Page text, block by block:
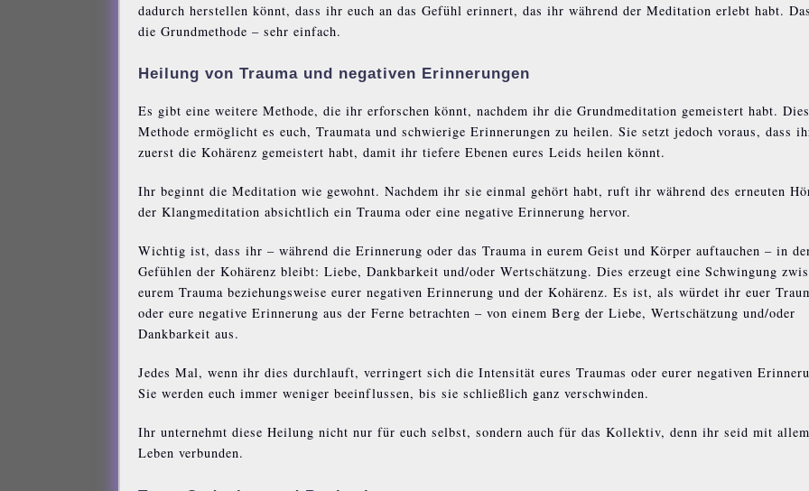
dadurch herstellen könnt, dass ihr euch an das Gefühl erinnert, das ihr während der Meditation erlebt habt.
die Grundmethode – sehr einfach.
Heilung von Trauma und negativen Erinnerungen
Es gibt eine weitere Methode, die ihr erforschen könnt, nachdem ihr die Grundmeditation gemeistert habt.
Methode ermöglicht es euch, Traumata und schwierige Erinnerungen zu heilen. Sie setzt jedoch voraus, dass
zuerst die Kohärenz gemeistert habt, damit ihr tiefere Ebenen eures Leids heilen könnt.
Ihr beginnt die Meditation wie gewohnt. Nachdem ihr sie einmal gehört habt, ruft ihr während des erneuten
der Klangmeditation absichtlich ein Trauma oder eine negative Erinnerung hervor.
Wichtig ist, dass ihr – während die Erinnerung oder das Trauma in eurem Geist und Körper auftauchen – in
Gefühlen der Kohärenz bleibt: Liebe, Dankbarkeit und/oder Wertschätzung. Dies erzeugt eine Schwingung
eurem Trauma beziehungsweise eurer negativen Erinnerung und der Kohärenz. Es ist, als würdet ihr euer
oder eure negative Erinnerung aus der Ferne betrachten – von einem Berg der Liebe, Wertschätzung und/oder
Dankbarkeit aus.
Jedes Mal, wenn ihr dies durchlauft, verringert sich die Intensität eures Traumas oder eurer negativen
Sie werden euch immer weniger beeinflussen, bis sie schließlich ganz verschwinden.
Ihr unternehmt diese Heilung nicht nur für euch selbst, sondern auch für das Kollektiv, denn ihr seid mit allem
Leben verbunden.